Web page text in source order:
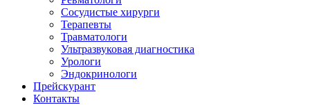
Сосудистые хирурги
Терапевты
Травматологи
Ультразвуковая диагностика
Урологи
Эндокринологи
Прейскурант
Контакты